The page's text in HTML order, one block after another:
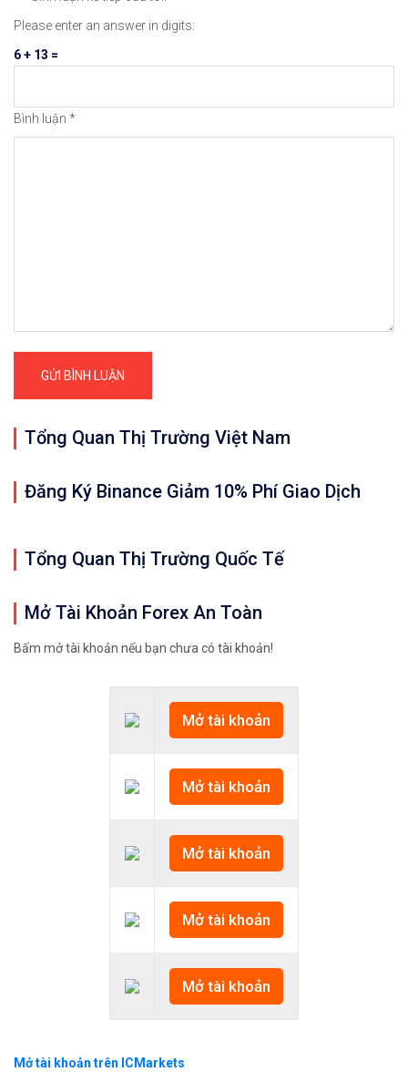
Please enter an answer in digits:
6 + 13 =
Bình luận *
Tổng Quan Thị Trường Việt Nam
Đăng Ký Binance Giảm 10% Phí Giao Dịch
Tổng Quan Thị Trường Quốc Tế
Mở Tài Khoản Forex An Toàn
Bấm mở tài khoản nếu bạn chưa có tài khoản!
Mở tài khoản
Mở tài khoản
Mở tài khoản
Mở tài khoản
Mở tài khoản
Mở tài khoản trên ICMarkets